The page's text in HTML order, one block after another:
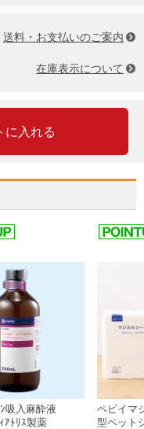
送料・お支払いのご案内
在庫表示について
に入れる
吸入麻酔液
ｱﾄﾘｽ製薬
ペピイマ
型ペット